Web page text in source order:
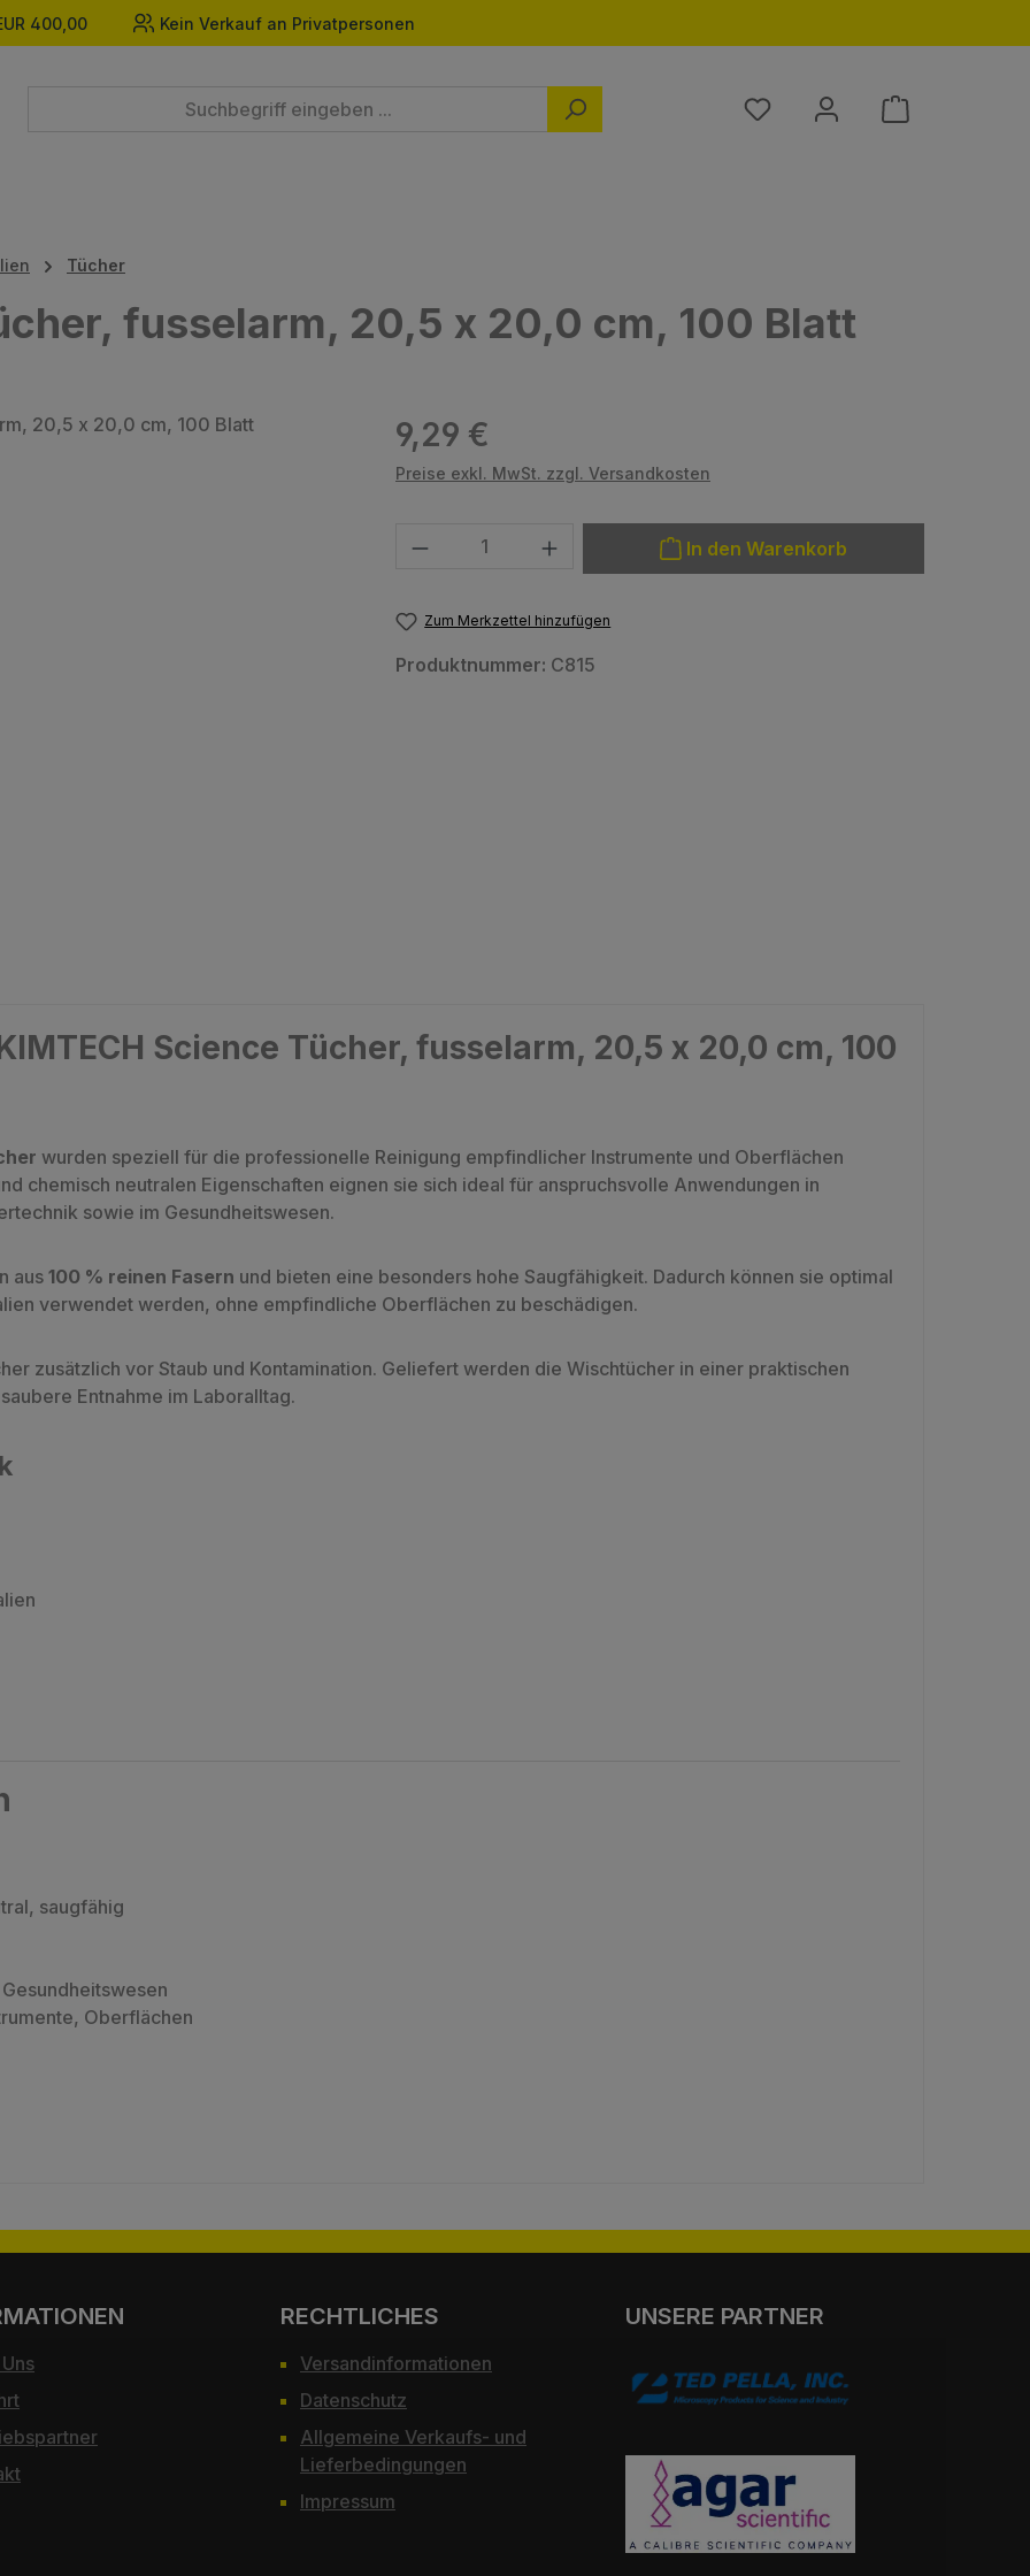
400,00 Kein Verkauf an Privatpersonen
Du hast 0 Produkte auf dem
Tücher
fusselarm, 20,5 x 20,0 cm, 100 Blatt
Regulärer Preis:
9,29 €
Preise exkl. MwSt. zzgl. Versandkosten
Produkt Anzahl: Gib den gewünschten Wert ein oder benutze die
In den Warenkorb
Zum Merkzettel hinzufügen
Produktnummer: C815
Science Tücher, fusselarm, 20,5 x 20,0 cm, 100
wurden speziell für die professionelle Reinigung empfindlicher Instrumente und Oberflächen
chemisch neutralen Eigenschaften eignen sie sich ideal für anspruchsvolle Anwendungen in
sowie im Gesundheitswesen.
aus 100 % reinen Fasern und bieten eine besonders hohe Saugfähigkeit. Dadurch können sie optimal
verwendet werden, ohne empfindliche Oberflächen zu beschädigen.
zusätzlich vor Staub und Kontamination. Geliefert werden die Wischtücher in einer praktischen
Entnahme im Laboralltag.
saugfähig
Oberflächen
RECHTLICHES
Versandinformationen
Datenschutz
Allgemeine Verkaufs- und
Lieferbedingungen
Impressum
UNSERE PARTNER